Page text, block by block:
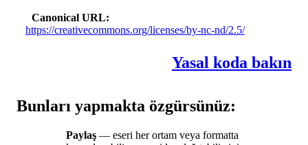
Canonical URL
https://creativecommons.org/licenses/by-nc-nd/2.5/
Yasal koda bakın
Bunları yapmakta özgürsünüz:
Paylaş — eseri her ortam veya formatta